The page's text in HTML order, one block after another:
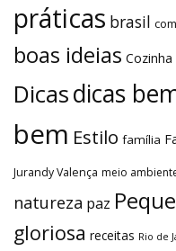
práticas brasil
boas ideias Cozinha
Dicasdicas
bem Estilo família
Jurandy Valença meio
natureza paz
gloriosa receitas Rio de